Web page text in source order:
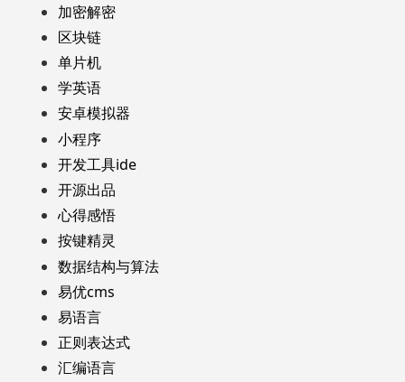
加密解密
区块链
单片机
学英语
安卓模拟器
小程序
开发工具ide
开源出品
心得感悟
按键精灵
数据结构与算法
易优cms
易语言
正则表达式
汇编语言